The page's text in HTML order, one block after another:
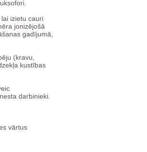
izietu cauri
jonizējošā
gadījumā,
(kravu,
kustības
darbinieki.
vārtus